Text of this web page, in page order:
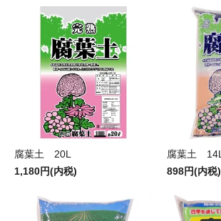
腐葉土 20L
1,180円(内税)
腐葉土 14L
898円(内税)